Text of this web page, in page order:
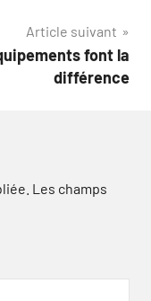
Article suivant
font la
différence
Les champs